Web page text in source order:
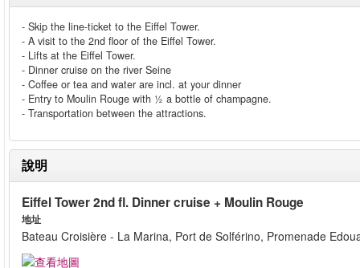
- Skip the line-ticket to the Eiffel Tower.
- A visit to the 2nd floor of the Eiffel Tower.
- Lifts at the Eiffel Tower.
- Dinner cruise on the river Seine
- Coffee or tea and water are incl. at your dinner
- Entry to Moulin Rouge with ½ a bottle of champagne.
- Transportation between the attractions.
說明
Eiffel Tower 2nd fl. Dinner cruise + Moulin Rouge
地址
Bateau Croisière - La Marina, Port de Solférino, Promenade